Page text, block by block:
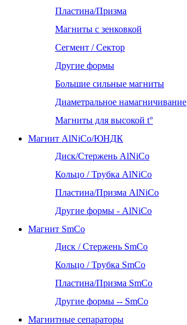
Пластина/Призма
Магниты с зенковкой
Сегмент / Сектор
Другие формы
Большие сильные магниты
Диаметральное намагничивание
Магниты для высокой t°
Магнит AlNiCo/ЮНДК
Диск/Стержень AlNiCo
Кольцо / Трубка AlNiCo
Пластина/Призма AlNiCo
Другие формы - AlNiCo
Магнит SmCo
Диск / Стержень SmCo
Кольцо / Трубка SmCo
Пластина/Призма SmCo
Другие формы -- SmCo
Магнитные сепараторы